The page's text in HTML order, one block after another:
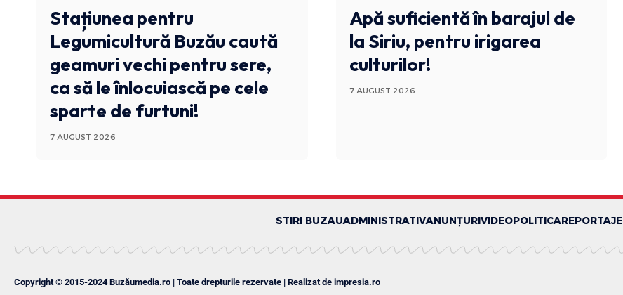
Stațiunea pentru
Legumicultură Buzău caută
geamuri vechi pentru sere,
ca să le înlocuiască pe cele
sparte de furtuni!
7 AUGUST 2026
Apă suficientă în barajul de
la Siriu, pentru irigarea
culturilor!
7 AUGUST 2026
STIRI BUZAUADMINISTRATIVANUNȚURIVIDEOPOLITICAREPORTAJE
Copyright © 2015-2024 Buzăumedia.ro | Toate drepturile rezervate | Realizat de impresia.ro